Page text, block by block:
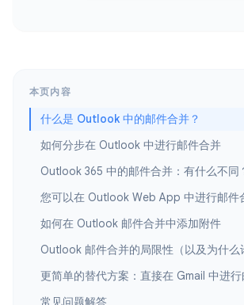
本页内容
什么是 Outlook 中的邮件合并？
如何分步在 Outlook 中进行邮件合并
Outlook 365 中的邮件合并：有什么不同
您可以在 Outlook Web App 中进行邮件
如何在 Outlook 邮件合并中添加附件
更简单的替代方案：直接在 Gmail 中进
常见问题解答